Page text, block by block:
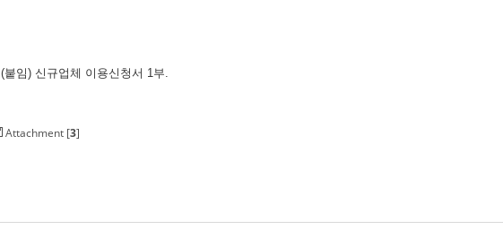
(붙임) 신규업체 이용신청서 1부.
Attachment [3]